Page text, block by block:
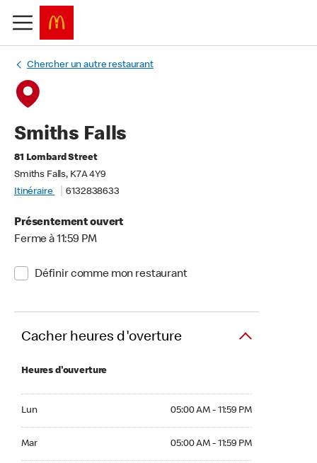
Chercher un autre restaurant
Smiths Falls
81 Lombard Street
Smiths Falls, K7A 4Y9
Itinéraire
6132838633
Présentement ouvert
Ferme à 11:59 PM
Définir comme mon restaurant
Cacher heures d'overture
Heures d'ouverture
Lun 05:00 AM - 11:59 PM
Mar 05:00 AM - 11:59 PM